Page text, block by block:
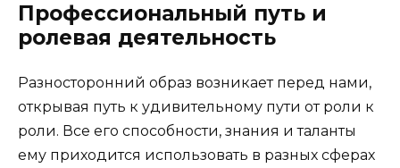
Профессиональный путь и
ролевая деятельность
Разносторонний образ возникает перед нами,
открывая путь к удивительному пути от роли к
роли. Все его способности, знания и таланты
ему приходится использовать в разных сферах